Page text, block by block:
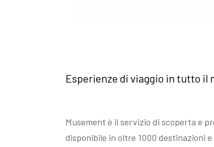
Esperienze di viaggio in tutto il
Musement è il servizio di scoperta e
disponibile in oltre 1000 destinazioni